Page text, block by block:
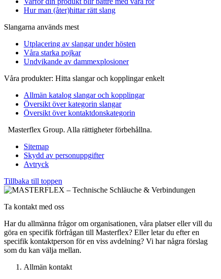
Hur man (åter)hittar rätt slang
Slangarna används mest
Utplacering av slangar under hösten
Våra starka pojkar
Undvikande av dammexplosioner
Våra produkter: Hitta slangar och kopplingar enkelt
Allmän katalog slangar och kopplingar
Översikt över kategorin slangar
Översikt över kontaktdonskategorin
Masterflex Group. Alla rättigheter förbehållna.
Sitemap
Skydd av personuppgifter
Avtryck
Tillbaka till toppen
Ta kontakt med oss
Har du allmänna frågor om organisationen, våra platser eller vill du
göra en specifik förfrågan till Masterflex? Eller letar du efter en
specifik kontaktperson för en viss avdelning? Vi har några förslag
som du kan välja mellan.
Allmän kontakt